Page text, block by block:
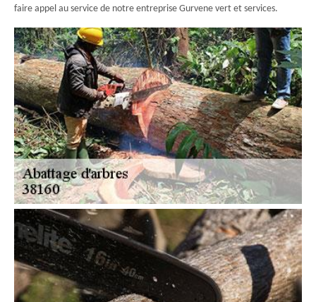
faire appel au service de notre entreprise Gurvene vert et services.